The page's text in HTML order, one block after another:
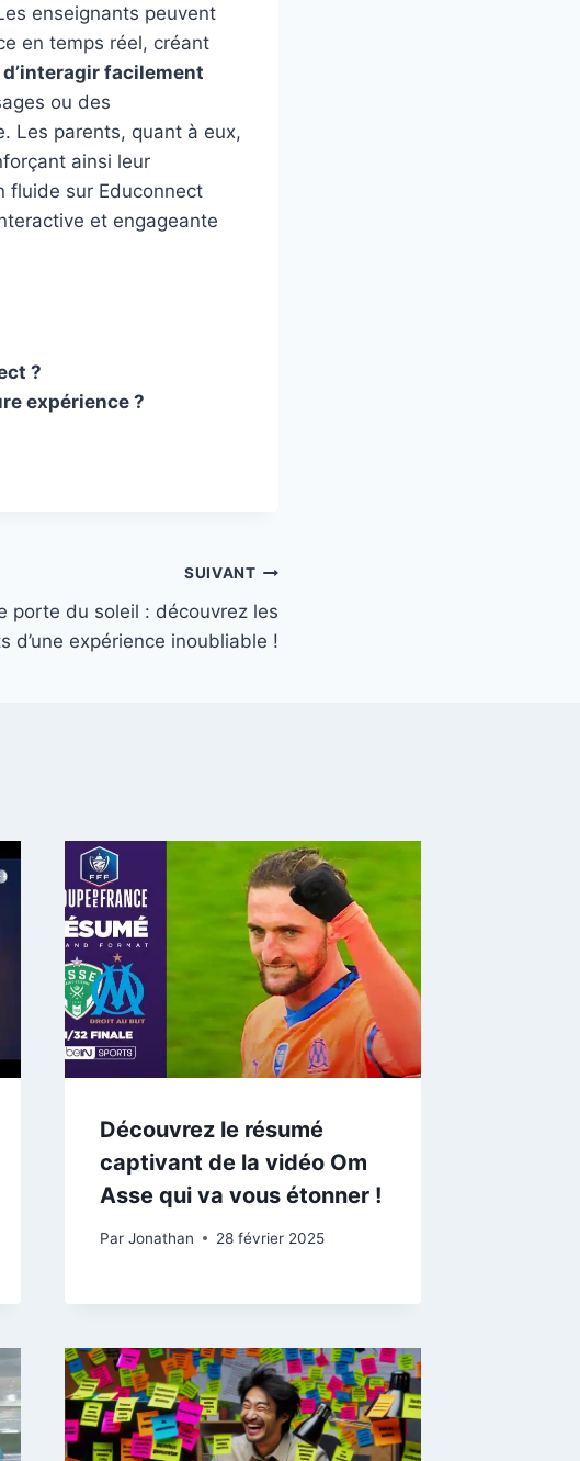
enseignants peuvent
en temps réel, créant
facilement
ou des
Les parents, quant à eux,
ainsi leur
fluide sur Educonnect
et engageante
?
expérience ?
SUIVANT
porte du soleil : découvrez les
d’une expérience inoubliable !
Découvrez le résumé
captivant de la vidéo Om
Asse qui va vous étonner !
Par Jonathan 28 février 2025